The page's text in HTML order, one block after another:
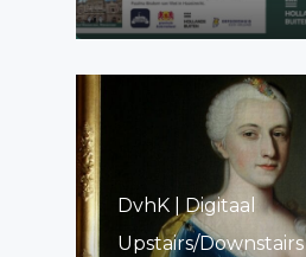
DvhK | Digitaal
Upstairs/Downstairs